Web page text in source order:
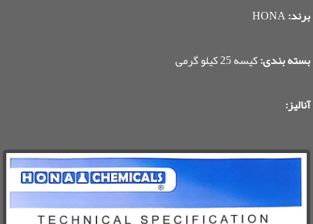
برند:HONA
بسته بندی:کیسه 25 کیلو گرمی
آنالیز: